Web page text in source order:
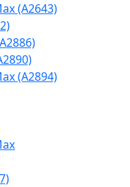
(A2643)
(A2894)